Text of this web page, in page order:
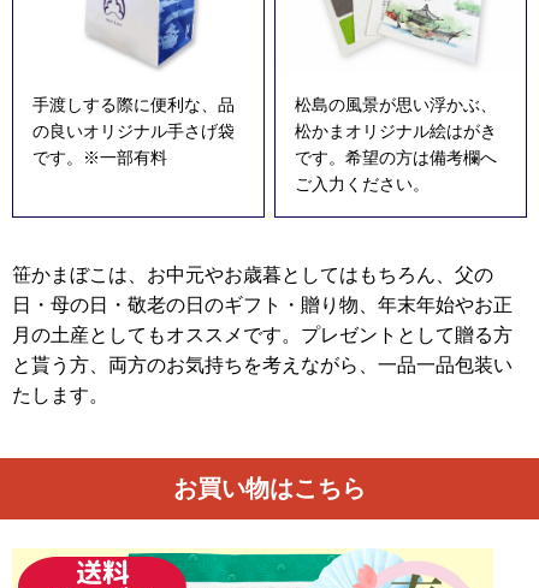
手渡しする際に便利な、品
の良いオリジナル手さげ袋
です。※一部有料
松島の風景が思い浮かぶ、
松かまオリジナル絵はがき
です。希望の方は備考欄へ
ご入力ください。
笹かまぼこは、お中元やお歳暮としてはもちろん、父の
日・母の日・敬老の日のギフト・贈り物、年末年始やお正
月の土産としてもオススメです。プレゼントとして贈る方
と貰う方、両方のお気持ちを考えながら、一品一品包装い
たします。
お買い物はこちら